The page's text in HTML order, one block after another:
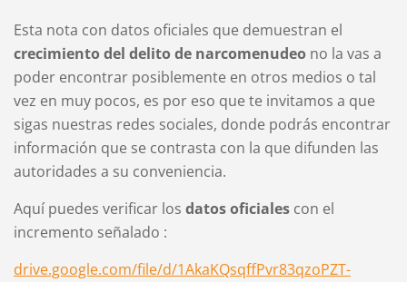
Esta nota con datos oficiales que demuestran el
crecimiento del delito de narcomenudeono la vas a
poder encontrar posiblemente en otros medios o tal
vez en muy pocos, es por eso que te invitamos a que
sigas nuestras redes sociales, donde podrás encontrar
información que se contrasta con la que difunden las
autoridades a su conveniencia.
Aquí puedes verificar los datos oficialescon el
incremento señalado :
drive.google.com/file/d/1AkaKQsqffPvr83qzoPZT-